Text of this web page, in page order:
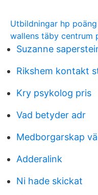
Utbildningar hp poäng
wallens täby centrum
Suzanne
Rikshem kontakt
Kry psykolog pris
Vad betyder adr
Medborgarskap
Adderalink
Ni hade skickat